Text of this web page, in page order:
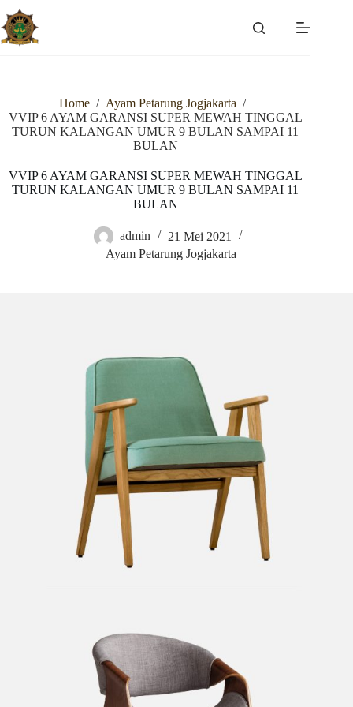
Skip
to
content
Home / Ayam Petarung Jogjakarta /
VVIP 6 AYAM GARANSI SUPER MEWAH TINGGAL
TURUN KALANGAN UMUR 9 BULAN SAMPAI 11
BULAN
VVIP 6 AYAM GARANSI SUPER MEWAH TINGGAL
TURUN KALANGAN UMUR 9 BULAN SAMPAI 11
BULAN
admin
21 Mei 2021
Ayam Petarung Jogjakarta